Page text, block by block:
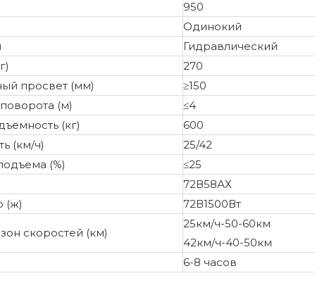
950
Одинокий
Гидравлический
270
просвет (мм)
≥150
(м)
≤4
(кг)
600
(км/ч)
25/42
(%)
≤25
72В58АХ
(ж)
72В1500Вт
скоростей (км)
25км/ч-50-60км
42км/ч-40-50км
6-8 часов